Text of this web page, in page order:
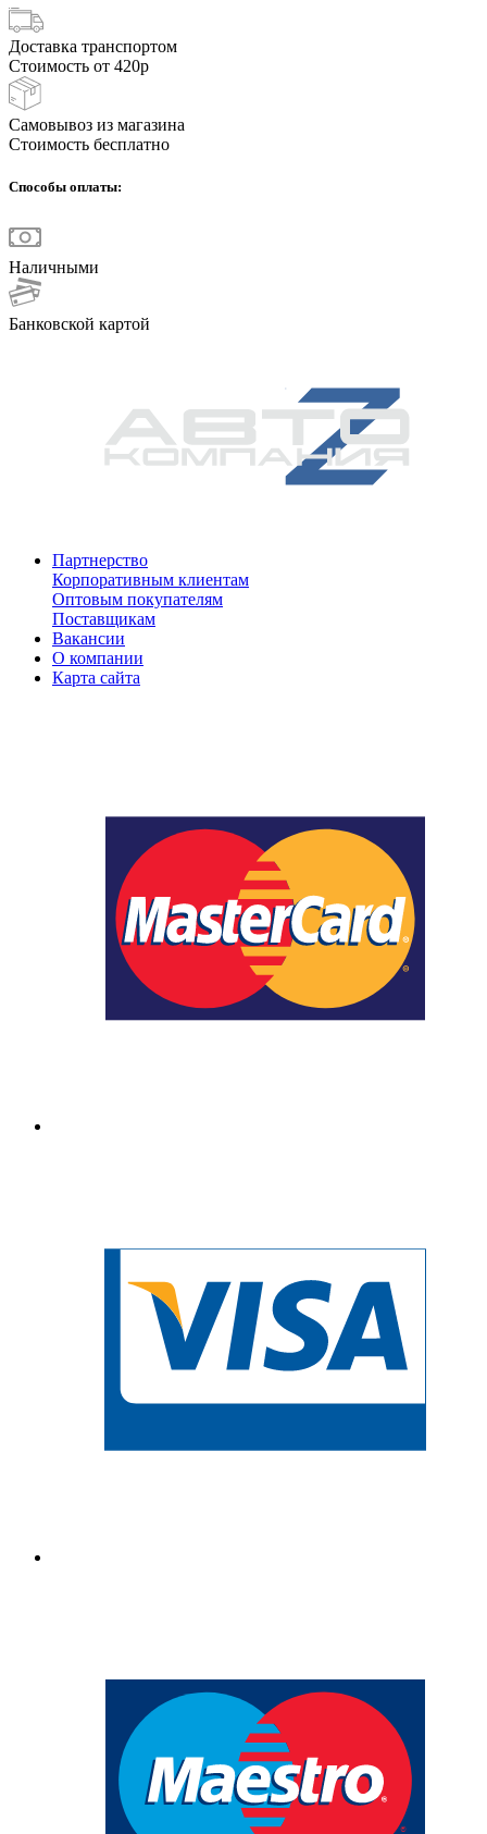
Доставка транспортом
Стоимость от 420р
Самовывоз из магазина
Стоимость бесплатно
Способы оплаты:
Наличными
Банковской картой
Партнерство
Корпоративным клиентам
Оптовым покупателям
Поставщикам
Вакансии
О компании
Карта сайта